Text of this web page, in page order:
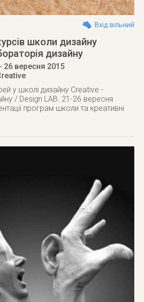
Вхід вільний
школи дизайну
дизайну
- 26 вересня 2015
у школі дизайну Creative -
/ Design LAB. 21-26 вересня
програм школи та креативні